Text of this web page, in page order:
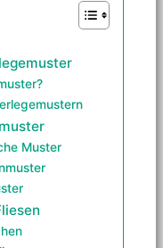
Muster